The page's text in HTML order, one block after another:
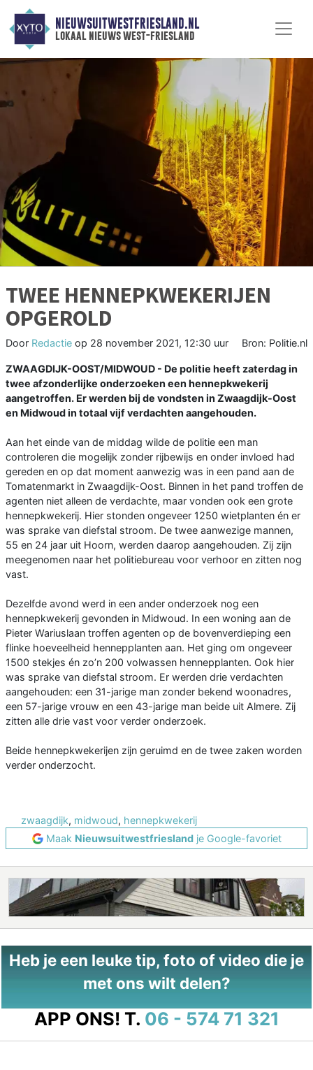
NIEUWSUITWESTFRIESLAND.NL
lokaal nieuws west-friesland
TWEE HENNEPKWEKERIJEN
OPGEROLD
Door Redactie op 28 november 2021, 12:30 uur Bron: Politie.nl
ZWAAGDIJK-OOST/MIDWOUD - De politie heeft zaterdag in
twee afzonderlijke onderzoeken een hennepkwekerij
aangetroffen. Er werden bij de vondsten in Zwaagdijk-Oost
en Midwoud in totaal vijf verdachten aangehouden.
Aan het einde van de middag wilde de politie een man
controleren die mogelijk zonder rijbewijs en onder invloed had
gereden en op dat moment aanwezig was in een pand aan de
Tomatenmarkt in Zwaagdijk-Oost. Binnen in het pand troffen de
agenten niet alleen de verdachte, maar vonden ook een grote
hennepkwekerij. Hier stonden ongeveer 1250 wietplanten én er
was sprake van diefstal stroom. De twee aanwezige mannen,
55 en 24 jaar uit Hoorn, werden daarop aangehouden. Zij zijn
meegenomen naar het politiebureau voor verhoor en zitten nog
vast.
Dezelfde avond werd in een ander onderzoek nog een
hennepkwekerij gevonden in Midwoud. In een woning aan de
Pieter Wariuslaan troffen agenten op de bovenverdieping een
flinke hoeveelheid hennepplanten aan. Het ging om ongeveer
1500 stekjes én zo’n 200 volwassen hennepplanten. Ook hier
was sprake van diefstal stroom. Er werden drie verdachten
aangehouden: een 31-jarige man zonder bekend woonadres,
een 57-jarige vrouw en een 43-jarige man beide uit Almere. Zij
zitten alle drie vast voor verder onderzoek.
Beide hennepkwekerijen zijn geruimd en de twee zaken worden
verder onderzocht.
zwaagdijk, midwoud, hennepkwekerij
Maak Nieuwsuitwestfrieslandje Google-favoriet
Heb je een leuke tip, foto of video die je
met ons wilt delen?
APP ONS! T. 06 - 574 71 321